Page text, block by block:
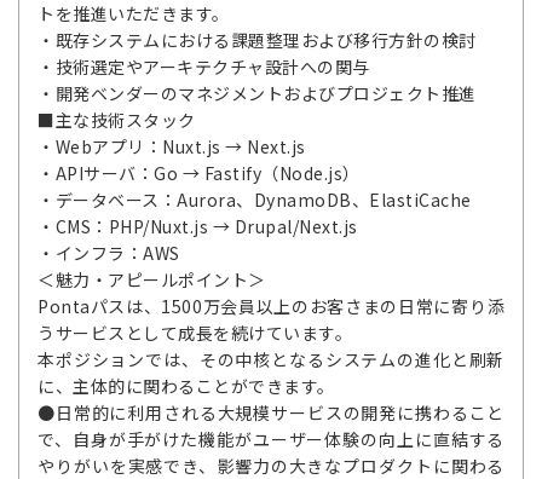
トを推進いただきます。
・既存システムにおける課題整理および移行方針の検討
・技術選定やアーキテクチャ設計への関与
・開発ベンダーのマネジメントおよびプロジェクト推進
■主な技術スタック
・Webアプリ：Nuxt.js → Next.js
・APIサーバ：Go → Fastify（Node.js）
・データベース：Aurora、DynamoDB、ElastiCache
・CMS：PHP/Nuxt.js → Drupal/Next.js
・インフラ：AWS
＜魅力・アピールポイント＞
Pontaパスは、1500万会員以上のお客さまの日常に寄り添
うサービスとして成長を続けています。
本ポジションでは、その中核となるシステムの進化と刷新
に、主体的に関わることができます。
●日常的に利用される大規模サービスの開発に携わること
で、自身が手がけた機能がユーザー体験の向上に直結する
やりがいを実感でき、影響力の大きなプロダクトに関わる